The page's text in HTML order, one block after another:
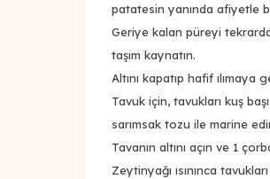
patatesin yanında afiyetle
Geriye kalan püreyi
taşım kaynatın.
Altını kapatıp hafif ılımaya
Tavuk için, tavukları kuş
sarımsak tozu ile marine
Tavanın altını açın ve 1
Zeytinyağı ısınınca